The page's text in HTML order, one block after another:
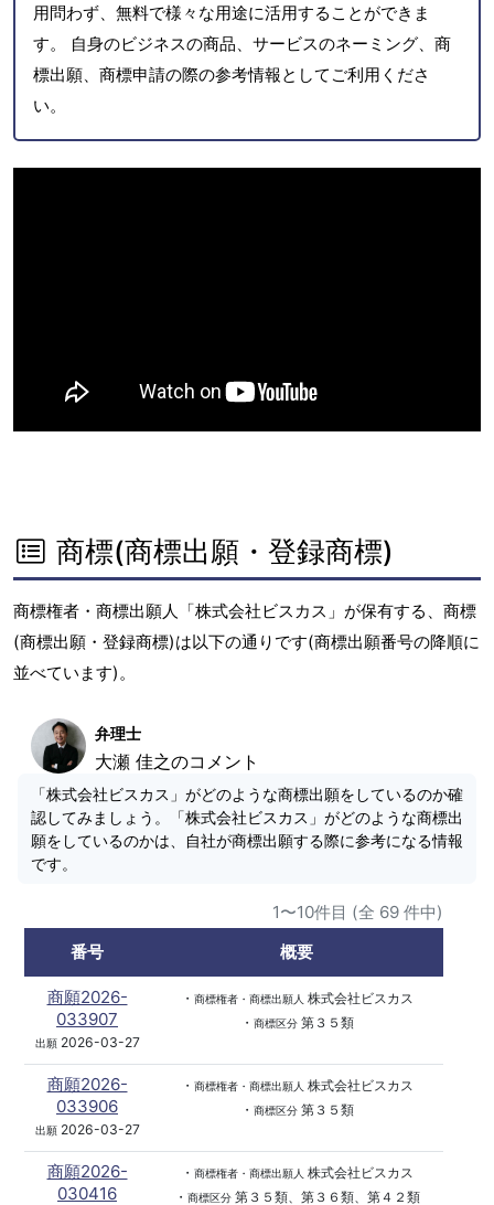
用問わず、無料で様々な用途に活用することができま
す。 自身のビジネスの商品、サービスのネーミング、商
標出願、商標申請の際の参考情報としてご利用くださ
い。
商標(商標出願・登録商標)
商標権者・商標出願人「株式会社ビスカス」が保有する、商標
(商標出願・登録商標)は以下の通りです(商標出願番号の降順に
並べています)。
弁理士
大瀬 佳之のコメント
「株式会社ビスカス」がどのような商標出願をしているのか確
認してみましょう。「株式会社ビスカス」がどのような商標出
願をしているのかは、自社が商標出願する際に参考になる情報
です。
1〜10件目 (全 69 件中)
番号
概要
商願2026-
033907
出願2026-03-27
・ 商標権者・商標出願人 株式会社ビスカス
・ 商標区分第３５類
商願2026-
033906
出願2026-03-27
・ 商標権者・商標出願人 株式会社ビスカス
・ 商標区分第３５類
商願2026-
030416
・ 商標権者・商標出願人 株式会社ビスカス
・ 商標区分第３５類、第３６類、第４２類